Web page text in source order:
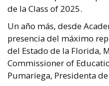
de la Class of 2025.
Un año más, desde
presencia del máximo
del Estado de la Florida,
Commissioner of
Pumariega, Presidenta